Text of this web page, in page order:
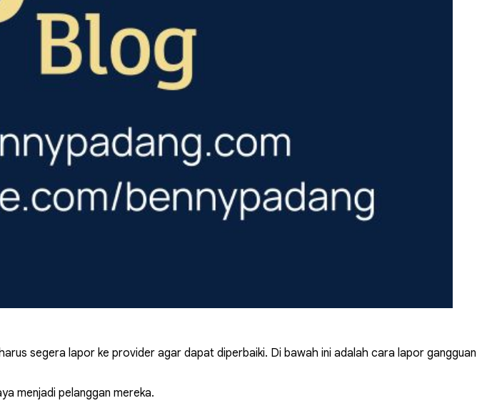
segera lapor ke provider agar dapat diperbaiki. Di bawah ini adalah cara lapor gangguan
menjadi pelanggan mereka.